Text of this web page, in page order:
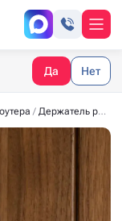
Да Нет
Держатель роутера (274*164*73) -01- белый